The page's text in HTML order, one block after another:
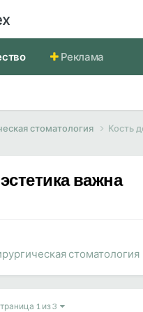
Реклама
стоматология Кость
важна
стоматология
1 из 3